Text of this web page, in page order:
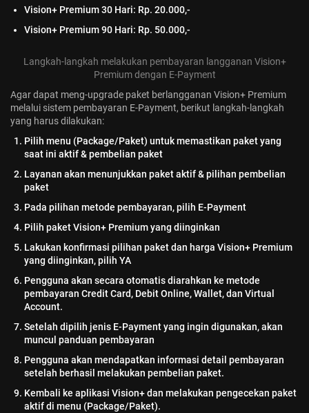
Vision+ Premium 30 Hari: Rp. 20.000,-
Vision+ Premium 90 Hari: Rp. 50.000,-
Langkah-langkah melakukan pembayaran langganan Vision+
Premium dengan E-Payment
Agar dapat meng-upgrade paket berlangganan Vision+ Premium
melalui sistem pembayaran E-Payment, berikut langkah-langkah
yang harus dilakukan:
Pilih menu (Package/Paket) untuk memastikan paket yang
saat ini aktif & pembelian paket
Layanan akan menunjukkan paket aktif & pilihan pembelian
paket
Pada pilihan metode pembayaran, pilih E-Payment
Pilih paket Vision+ Premium yang diinginkan
Lakukan konfirmasi pilihan paket dan harga Vision+ Premium
yang diinginkan, pilih YA
Pengguna akan secara otomatis diarahkan ke metode
pembayaran Credit Card, Debit Online, Wallet, dan Virtual
Account.
Setelah dipilih jenis E-Payment yang ingin digunakan, akan
muncul panduan pembayaran
Pengguna akan mendapatkan informasi detail pembayaran
setelah berhasil melakukan pembelian paket.
Kembali ke aplikasi Vision+ dan melakukan pengecekan paket
aktif di menu (Package/Paket).